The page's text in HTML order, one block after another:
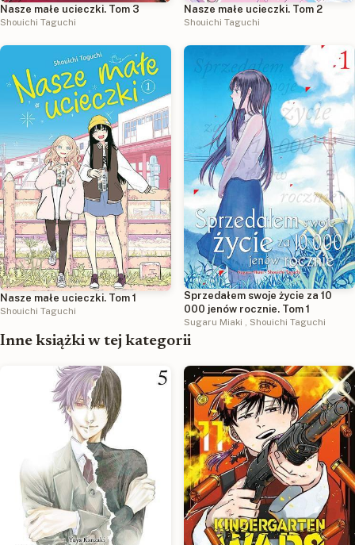
Nasze małe ucieczki. Tom 3
Shouichi Taguchi
Nasze małe ucieczki. Tom 2
Shouichi Taguchi
Nasze małe ucieczki. Tom 1
Shouichi Taguchi
Sprzedałem swoje życie za 10
000 jenów rocznie. Tom 1
Sugaru Miaki Shouichi Taguchi
Inne książki w tej kategorii